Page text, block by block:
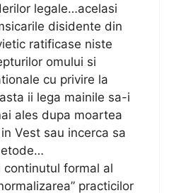
legale…acelasi
disidente din
ratificase niste
omului si
cu privire la
ii lega mainile sa-i
ales dupa moartea
Vest sau incerca sa
continutul formal al
practicilor